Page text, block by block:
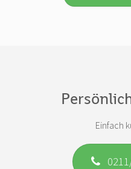
Einfach
0211/